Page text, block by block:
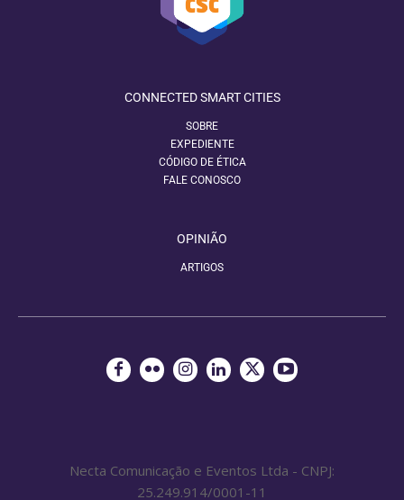
CONNECTED SMART CITIES
SOBRE
EXPEDIENTE
CÓDIGO DE ÉTICA
FALE CONOSCO
OPINIÃO
ARTIGOS
Necta Comunicação e Eventos Ltda - CNPJ:
25.249.914/0001-11